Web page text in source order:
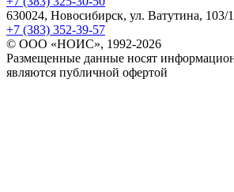
630024, Новосибирск, ул. Ватутина, 103/1
+7 (383) 352-39-57
© ООО «НОИС», 1992-2026
Размещенные данные носят
являются публичной офертой